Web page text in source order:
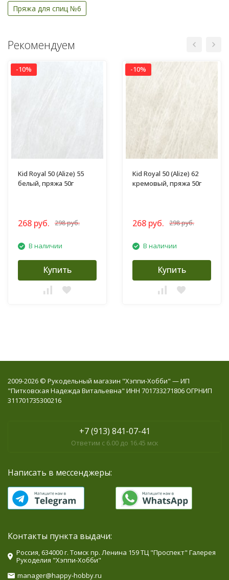
Пряжа для спиц №6
Рекомендуем
-10%
Kid Royal 50 (Alize) 55
белый, пряжа 50г
268 руб. 298 руб.
В наличии
Купить
-10%
Kid Royal 50 (Alize) 62
кремовый, пряжа 50г
268 руб. 298 руб.
В наличии
Купить
2009-2026 © Рукодельный магазин "Хэппи-Хобби" — ИП
"Питковская Надежда Витальевна" ИНН 701733271806 ОГРНИП
311701735300216
+7 (913) 841-07-41
Ответим с 6.00 до 16.45 мск
Написать в мессенджеры:
Контакты пункта выдачи:
Россия, 634000 г. Томск пр. Ленина 159 ТЦ "Проспект" Галерея
Рукоделия "Хэппи-Хобби"
manager@happy-hobby.ru